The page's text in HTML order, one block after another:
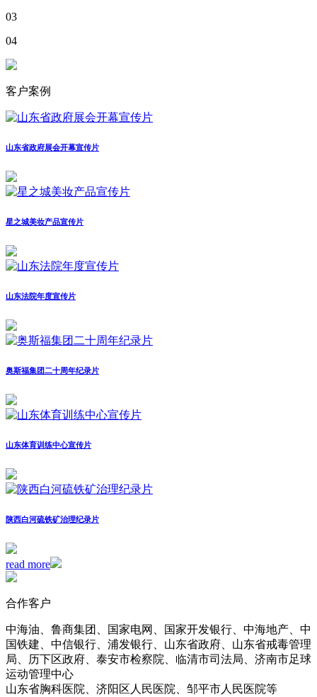
03
04
客户案例
山东省政府展会开幕宣传片
星之城美妆产品宣传片
山东法院年度宣传片
奥斯福集团二十周年纪录片
山东体育训练中心宣传片
陕西白河硫铁矿治理纪录片
read more
合作客户
中海油、鲁商集团、国家电网、国家开发银行、中海地产、中
国铁建、中信银行、浦发银行、山东省政府、山东省戒毒管理
局、历下区政府、泰安市检察院、临清市司法局、济南市足球
运动管理中心
山东省胸科医院、济阳区人民医院、邹平市人民医院等